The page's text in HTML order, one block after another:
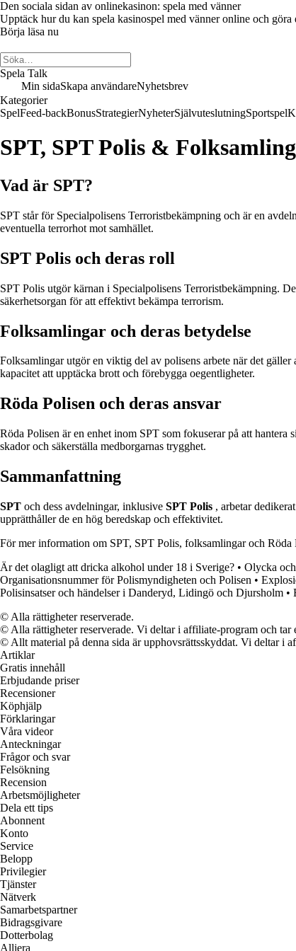
Den sociala sidan av onlinekasinon: spela med vänner
Upptäck hur du kan spela kasinospel med vänner online och
Börja läsa nu
Spela Talk
Min sidaSkapa användareNyhetsbrev
Kategorier
SpelFeed-backBonusStrategierNyheterSjälvuteslutningSportspel
SPT, SPT Polis &
Vad är SPT?
SPT står för Specialpolisens Terroristbekämpning och är en
eventuella terrorhot mot samhället.
SPT Polis och deras roll
SPT Polis utgör kärnan i Specialpolisens Terroristbekämpning.
säkerhetsorgan för att effektivt bekämpa terrorism.
Folksamlingar och deras betydelse
Folksamlingar utgör en viktig del av polisens arbete när det
kapacitet att upptäcka brott och förebygga oegentligheter.
Röda Polisen och deras ansvar
Röda Polisen är en enhet inom SPT som fokuserar på att
skador och säkerställa medborgarnas trygghet.
Sammanfattning
SPT och dess avdelningar, inklusive SPT Polis , arbetar
upprätthåller de en hög beredskap och effektivitet.
För mer information om SPT, SPT Polis, folksamlingar och
Är det olagligt att dricka alkohol under 18 i Sverige? • Olycka
Organisationsnummer för Polismyndigheten och Polisen •
Polisinsatser och händelser i Danderyd, Lidingö och Djursholm •
© Alla rättigheter reserverade.
© Alla rättigheter reserverade. Vi deltar i affiliate-program och
© Allt material på denna sida är upphovsrättsskyddat. Vi deltar i
Artiklar
Gratis innehåll
Erbjudande priser
Recensioner
Köphjälp
Förklaringar
Våra videor
Anteckningar
Frågor och svar
Felsökning
Recension
Arbetsmöjligheter
Dela ett tips
Abonnent
Konto
Service
Belopp
Privilegier
Tjänster
Nätverk
Samarbetspartner
Bidragsgivare
Dotterbolag
Alliera